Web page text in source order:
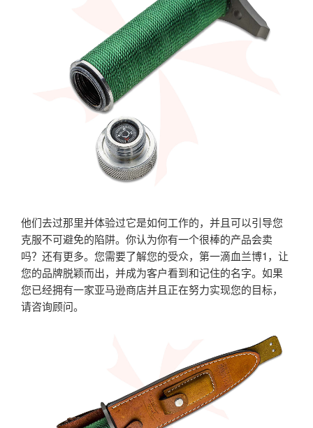
他们去过那里并体验过它是如何工作的，并且可以引导您
克服不可避免的陷阱。你认为你有一个很棒的产品会卖
吗？还有更多。您需要了解您的受众，第一滴血兰博1，让
您的品牌脱颖而出，并成为客户看到和记住的名字。如果
您已经拥有一家亚马逊商店并且正在努力实现您的目标，
请咨询顾问。